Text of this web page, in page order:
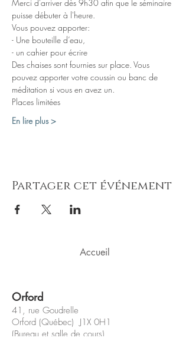
Merci d'arriver dès 9h30 afin que le séminaire
puisse débuter à l'heure.
Vous pouvez apporter:
- Une bouteille d’eau,
- un cahier pour écrire
Des chaises sont fournies sur place. Vous
pouvez apporter votre coussin ou banc de
méditation si vous en avez un.
Places limitées
En lire plus >
Partager cet événement
Accueil
Orford
41, rue Goudrelle
Orford (Québec) J1X 0H1
(Bureau et salle de cours)